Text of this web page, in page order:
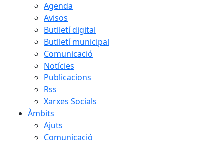
Agenda
Avisos
Butlletí digital
Butlletí municipal
Comunicació
Notícies
Publicacions
Rss
Xarxes Socials
Àmbits
Ajuts
Comunicació